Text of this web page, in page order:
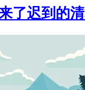
了迟到的